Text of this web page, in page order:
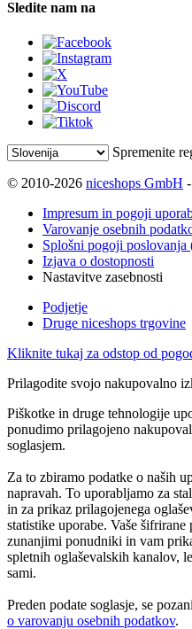
Sledite nam na
Spremenite
© 2010-2026 niceshops GmbH
Impresum in pogoji
Varovanje osebnih
Splošni pogoji poslovanja
Izjava o dostopnosti
Nastavitve zasebnosti
Podjetje
Druge niceshops trgovine
Kliknite tukaj za odstop od
Prilagodite svojo nakupovalno
Piškotke in druge tehnologije
ponudimo prilagojeno
soglasjem.
Za to zbiramo podatke o naših
napravah. To uporabljamo za
in za prikaz prilagojenega
statistike uporabe. Vaše
zunanjimi ponudniki in vam
spletnih oglaševalskih kanalov,
sami.
Preden podate soglasje, se
o varovanju osebnih podatkov.